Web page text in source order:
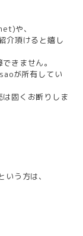
)や、
介頂けると嬉し
きません。
が所有してい
固くお断りしま
う方は、